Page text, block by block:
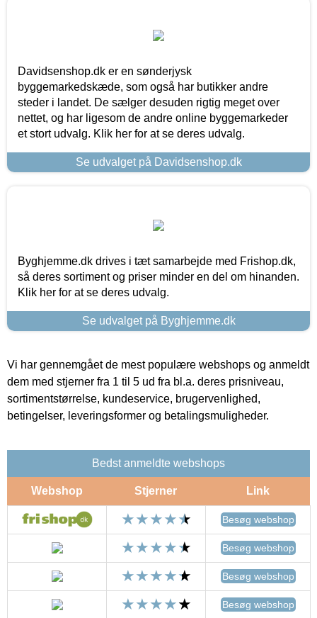
Davidsenshop.dk er en sønderjysk
byggemarkedskæde, som også har butikker andre
steder i landet. De sælger desuden rigtig meget over
nettet, og har ligesom de andre online byggemarkeder
et stort udvalg. Klik her for at se deres udvalg.
Se udvalget på Davidsenshop.dk
Byghjemme.dk drives i tæt samarbejde med Frishop.dk,
så deres sortiment og priser minder en del om hinanden.
Klik her for at se deres udvalg.
Se udvalget på Byghjemme.dk
Vi har gennemgået de mest populære webshops og anmeldt
dem med stjerner fra 1 til 5 ud fra bl.a. deres prisniveau,
sortimentstørrelse, kundeservice, brugervenlighed,
betingelser, leveringsformer og betalingsmuligheder.
Bedst anmeldte webshops
Webshop Stjerner Link
Besøg webshop
Besøg webshop
Besøg webshop
Besøg webshop